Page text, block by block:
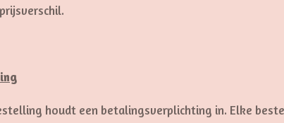
houdt een betalingsverplichting in. Elke